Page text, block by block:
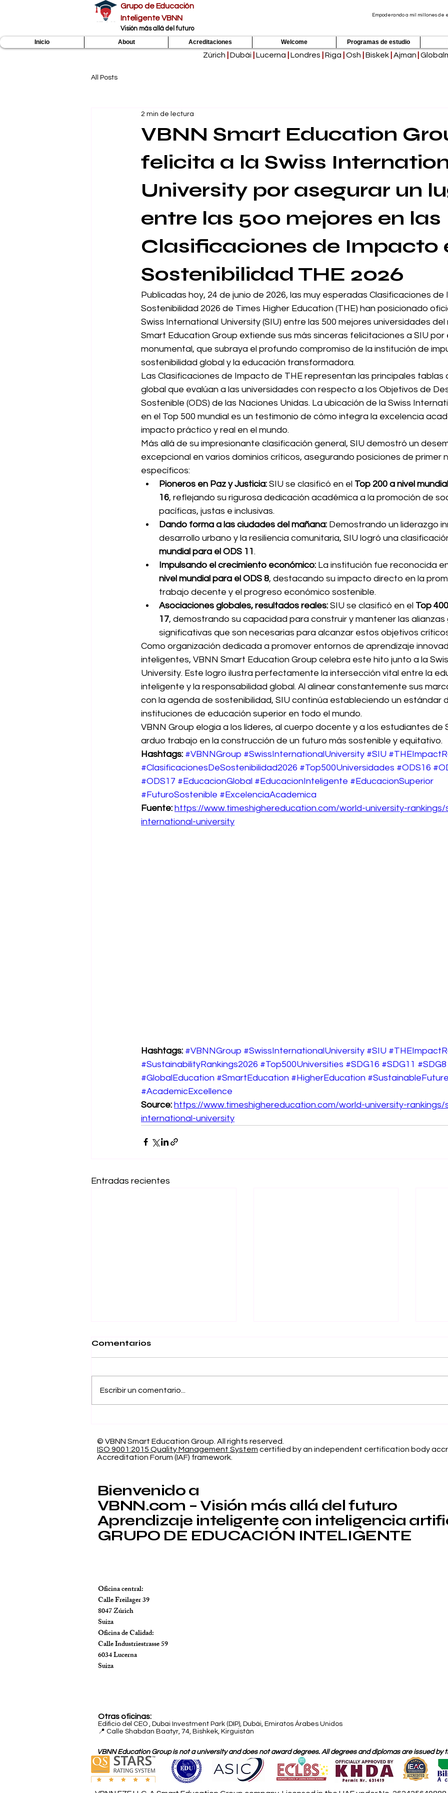
Grupo de Educación
Inteligente VBNN
​Visión más allá del futuro
Empoderando a mil millones de
Inicio About Acreditaciones Welcome Programas de estudio
Zúrich Dubái Lucerna Londres Riga Osh Biskek Ajman |
All Posts
VBNN Smart Education
felicita a la Swiss
University por asegurar un
entre las 500 mejores en las
Clasificaciones de Impacto
Sostenibilidad THE 2026
2 min de lectura
Publicadas hoy, 24 de junio de 2026, las muy esperadas Clasificaciones
Sostenibilidad 2026 de Times Higher Education (THE) han posicionado
Swiss International University (SIU) entre las 500 mejores universidades del
Smart Education Group extiende sus más sinceras felicitaciones a SIU por
monumental, que subraya el profundo compromiso de la institución de
sostenibilidad global y la educación transformadora.
Las Clasificaciones de Impacto de THE representan las principales tablas
global que evalúan a las universidades con respecto a los Objetivos de
Sostenible (ODS) de las Naciones Unidas. La ubicación de la Swiss
en el Top 500 mundial es un testimonio de cómo integra la excelencia
impacto práctico y real en el mundo.
Más allá de su impresionante clasificación general, SIU demostró un
excepcional en varios dominios críticos, asegurando posiciones de primer
específicos:
Pioneros en Paz y Justicia: SIU se clasificó en el Top 200 a nivel
16, reflejando su rigurosa dedicación académica a la promoción de
pacíficas, justas e inclusivas.
Dando forma a las ciudades del mañana: Demostrando un liderazgo
desarrollo urbano y la resiliencia comunitaria, SIU logró una
mundial para el ODS 11.
Impulsando el crecimiento económico: La institución fue reconocida
nivel mundial para el ODS 8, destacando su impacto directo en la
trabajo decente y el progreso económico sostenible.
Asociaciones globales, resultados reales: SIU se clasificó en el Top
17, demostrando su capacidad para construir y mantener las alianzas
significativas que son necesarias para alcanzar estos objetivos
Como organización dedicada a promover entornos de aprendizaje
inteligentes, VBNN Smart Education Group celebra este hito junto a la
University. Este logro ilustra perfectamente la intersección vital entre la
inteligente y la responsabilidad global. Al alinear constantemente sus
con la agenda de sostenibilidad, SIU continúa estableciendo un estándar
instituciones de educación superior en todo el mundo.
VBNN Group elogia a los líderes, al cuerpo docente y a los estudiantes de
arduo trabajo en la construcción de un futuro más sostenible y equitativo.
Hashtags: #VBNNGroup #SwissInternationalUniversity #SIU
#ClasificacionesDeSostenibilidad2026 #Top500Universidades #ODS16
#ODS17 #EducacionGlobal #EducacionInteligente #EducacionSuperior
#FuturoSostenible #ExcelenciaAcademica
Fuente: https://www.timeshighereducation.com/world-university-rankings/
international-university
Hashtags: #VBNNGroup #SwissInternationalUniversity #SIU
#SustainabilityRankings2026 #Top500Universities #SDG16 #SDG11 #SDG8
#GlobalEducation #SmartEducation #HigherEducation #SustainableFuture
#AcademicExcellence
Source: https://www.timeshighereducation.com/world-university-rankings/
international-university
Entradas recientes
Universidad
Internacional Suiza
celebra un hito
en la Clasificación
Probabilística
Comentarios
Escribir un comentario...
© VBNN Smart Education Group. All rights reserved.
ISO 9001:2015 Quality Management System certified by an independent certification body
Accreditation Forum (IAF) framework.
Bienvenido a
VBNN.com – Visión más allá del futuro
Aprendizaje inteligente con inteligencia
GRUPO DE EDUCACIÓN INTELIGENTE
Oficina central:
Calle Freilager 39
8047 Zúrich
Suiza
Oficina de Calidad:
Calle Industriestrasse 59
6034 Lucerna
Suiza
Otras oficinas:
Edificio del CEO , Dubai Investment Park (DIP), Dubái, Emiratos Árabes Unidos
📍 Calle Shabdan Baatyr, 74, Bishkek, Kirguistán
VBNN Education Group is not a university and does not award degrees. All degrees and diplomas are issued